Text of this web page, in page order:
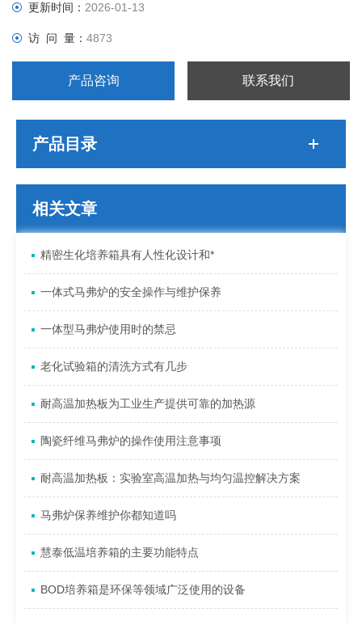
更新时间：2026-01-13
访 问 量：4873
产品咨询 联系我们
产品目录
相关文章
精密生化培养箱具有人性化设计和*
一体式马弗炉的安全操作与维护保养
一体型马弗炉使用时的禁忌
老化试验箱的清洗方式有几步
耐高温加热板为工业生产提供可靠的加热源
陶瓷纤维马弗炉的操作使用注意事项
耐高温加热板：实验室高温加热与均匀温控解决方案
马弗炉保养维护你都知道吗
慧泰低温培养箱的主要功能特点
BOD培养箱是环保等领域广泛使用的设备